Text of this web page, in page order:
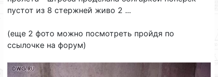
пустот из 8 стержней живо 2 ...
(еще 2 фото можно посмотреть пройдя по
ссылочке на форум)